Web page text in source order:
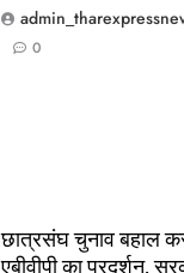
0
छात्रसंघ चुनाव बहाल
एबीवीपी का प्रदर्शन,